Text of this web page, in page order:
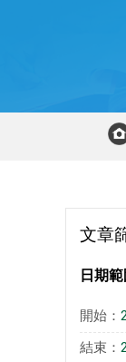
文章
日期範
開始：
結束：